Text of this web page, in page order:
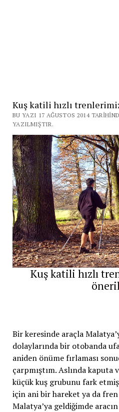
Kuş katili hızlı
BU YAZI 17 AĞUSTOS 2014
YAZILMIŞTIR.
Kuş katili hızlı
Bir keresinde araçla
dolaylarında bir otobanda
aniden önüme fırlaması
çarpmıştım. Aslında kaputa
küçük kuş grubunu fark
için ani bir hareket ya da
Malatya’ya geldiğimde aracın